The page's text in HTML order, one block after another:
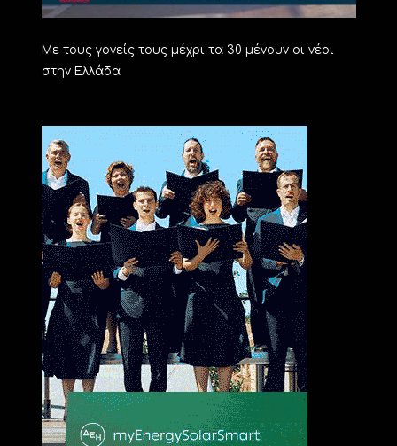
Με τους γονείς τους μέχρι τα 30 μένουν οι νέοι
στην Ελλάδα